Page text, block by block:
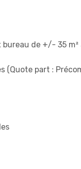
de +/- 35
(Quote part :